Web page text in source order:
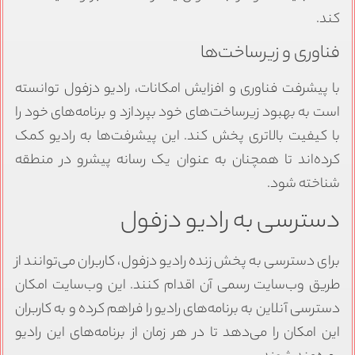
کند.
فناوری و زیرساخت‌ها
با پیشرفت فناوری و افزایش امکانات، رادیو دزفول توانسته
است به بهبود زیرساخت‌های خود بپردازد و برنامه‌های خود را
با کیفیت بالاتری پخش کند. این پیشرفت‌ها به رادیو کمک
کرده‌اند تا همچنان به عنوان یک رسانه پیشرو در منطقه
شناخته شود.
دسترسی به رادیو دزفول
برای دسترسی به پخش زنده رادیو دزفول، کاربران می‌توانند از
طریق وب‌سایت رسمی آن اقدام کنند. این وب‌سایت امکان
دسترسی آنلاین به برنامه‌های رادیو را فراهم کرده و به کاربران
این امکان را می‌دهد تا در هر زمان از برنامه‌های این رادیو